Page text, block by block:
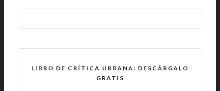
LIBRO DE CRÍTICA URBANA: DESCÁRGALO
GRATIS